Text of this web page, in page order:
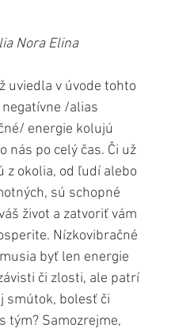
Nora Elina
uviedla v úvode tohto
/alias
energie kolujú
nás po celý čas. Či už
z okolia, od ľudí alebo
sú schopné
život a zatvoriť vám
Nízkovibračné
byť len energie
či zlosti, ale patrí
smútok, bolesť či
tým? Samozrejme,